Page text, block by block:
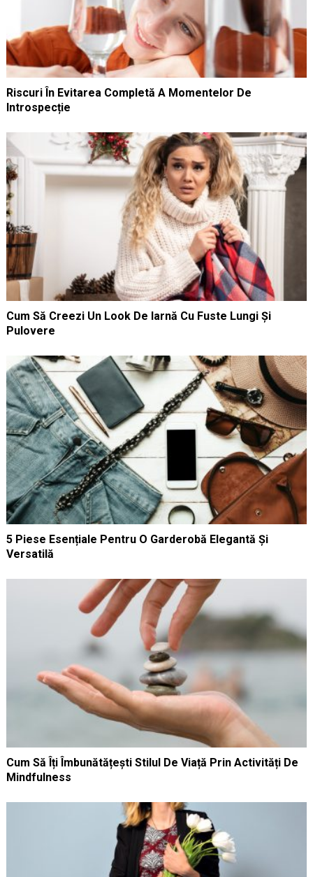
Riscuri În Evitarea Completă A Momentelor De
Introspecție
Cum Să Creezi Un Look De Iarnă Cu Fuste Lungi Și
Pulovere
5 Piese Esențiale Pentru O Garderobă Elegantă Și
Versatilă
Cum Să Îți Îmbunătățești Stilul De Viață Prin Activități De
Mindfulness